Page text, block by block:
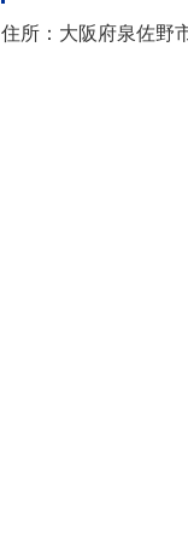
住所：大阪府泉佐野